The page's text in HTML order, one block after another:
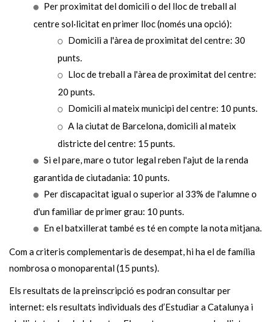
Per proximitat del domicili o del lloc de treball al
centre sol·licitat en primer lloc (només una opció):
Domicili a l'àrea de proximitat del centre: 30
punts.
Lloc de treball a l'àrea de proximitat del centre:
20 punts.
Domicili al mateix municipi del centre: 10 punts.
A la ciutat de Barcelona, domicili al mateix
districte del centre: 15 punts.
Si el pare, mare o tutor legal reben l'ajut de la renda
garantida de ciutadania: 10 punts.
Per discapacitat igual o superior al 33% de l'alumne o
d'un familiar de primer grau: 10 punts.
En el batxillerat també es té en compte la nota mitjana.
Com a criteris complementaris de desempat, hi ha el de família
nombrosa o monoparental (15 punts).
Els resultats de la preinscripció es podran consultar per
internet: els resultats individuals des d’Estudiar a Catalunya i